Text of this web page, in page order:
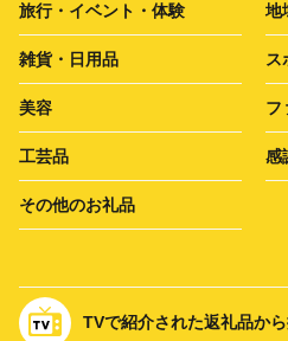
旅行・イベント・体験 地
雑貨・日用品 ス
美容 フ
工芸品 感
その他のお礼品
TVで紹介された返礼品か